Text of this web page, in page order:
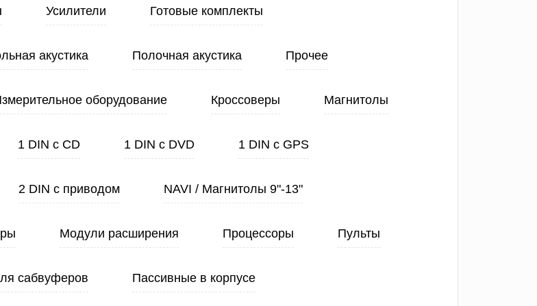
Усилители Готовые комплекты
акустика Полочная акустика Прочее
оборудование Кроссоверы Магнитолы
1 DIN с CD 1 DIN с DVD 1 DIN с GPS
2 DIN с приводом NAVI / Магнитолы 9"-13"
Модули расширения Процессоры Пульты
сабвуферов Пассивные в корпусе